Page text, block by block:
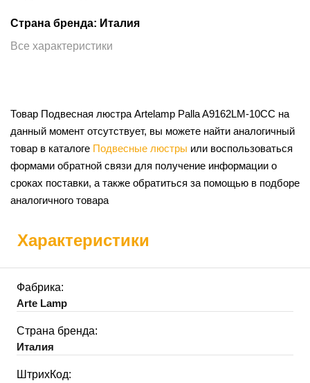
Страна бренда: Италия
Все характеристики
Товар Подвесная люстра Artelamp Palla A9162LM-10CC на
данный момент отсутствует, вы можете найти аналогичный
товар в каталоге Подвесные люстры или воспользоваться
формами обратной связи для получение информации о
сроках поставки, а также обратиться за помощью в подборе
аналогичного товара
Характеристики
Фабрика:
Arte Lamp
Страна бренда:
Италия
ШтрихКод: